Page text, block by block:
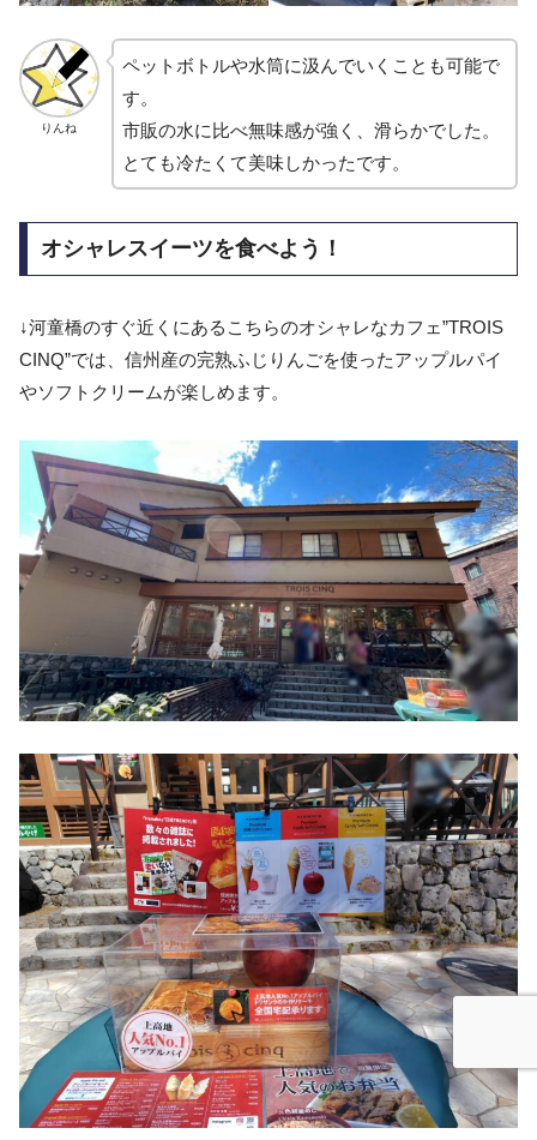
りんね
ペットボトルや水筒に汲んでいくことも可能で
す。
市販の水に比べ無味感が強く、滑らかでした。
とても冷たくて美味しかったです。
オシャレスイーツを食べよう！
↓河童橋のすぐ近くにあるこちらのオシャレなカフェ”TROIS
CINQ”では、信州産の完熟ふじりんごを使ったアップルパイ
やソフトクリームが楽しめます。